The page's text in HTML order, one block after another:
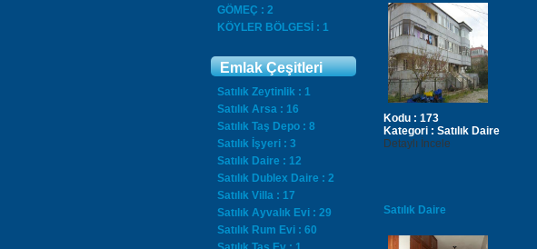
GÖMEÇ : 2
KÖYLER BÖLGESİ : 1
Emlak Çeşitleri
Satılık Zeytinlik : 1
Satılık Arsa : 16
Satılık Taş Depo : 8
Satılık İşyeri : 3
Satılık Daire : 12
Satılık Dublex Daire : 2
Satılık Villa : 17
Satılık Ayvalık Evi : 29
Satılık Rum Evi : 60
Kodu : 173
Kategori : Satılık Daire
Detaylı İncele
Satılık Daire